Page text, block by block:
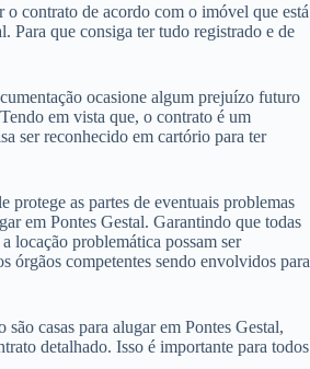
o contrato de acordo com o imóvel que está
Para que consiga ter tudo registrado e de
ocasione algum prejuízo futuro
em vista que, o contrato é um
ser reconhecido em cartório para ter
protege as partes de eventuais problemas
em Pontes Gestal. Garantindo que todas
locação problemática possam ser
órgãos competentes sendo envolvidos para
são casas para alugar em Pontes Gestal,
detalhado. Isso é importante para todos